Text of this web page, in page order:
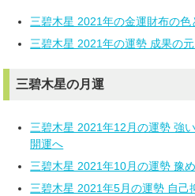
三碧木星 2021年の金運財布の色
三碧木星 2021年の運勢 成果の
三碧木星の月運
三碧木星 2021年12月の運勢 強
開運へ
三碧木星 2021年10月の運勢 豫
三碧木星 2021年5月の運勢 自己